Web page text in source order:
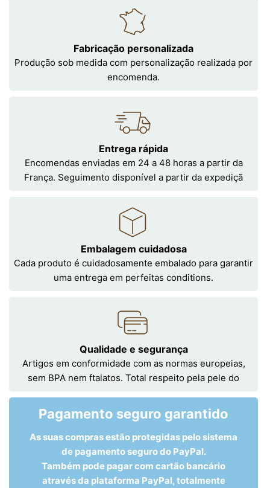
Fabricação personalizada
Produção sob medida com personalização realizada por
encomenda.
Entrega rápida
Encomendas enviadas em 24 a 48 horas a partir da
França. Seguimento disponível a partir da expediçã
Embalagem cuidadosa
Cada produto é cuidadosamente embalado para garantir
uma entrega em perfeitas conditions.
Qualidade e segurança
Artigos em conformidade com as normas europeias,
sem BPA nem ftalatos. Total respeito pela pele do
Pagamento seguro garantido
As suas compras estão protegidas pelo sistema
de pagamento seguro do PayPal.
Também pode pagar com cartão bancário
através da plataforma PayPal, totalmente